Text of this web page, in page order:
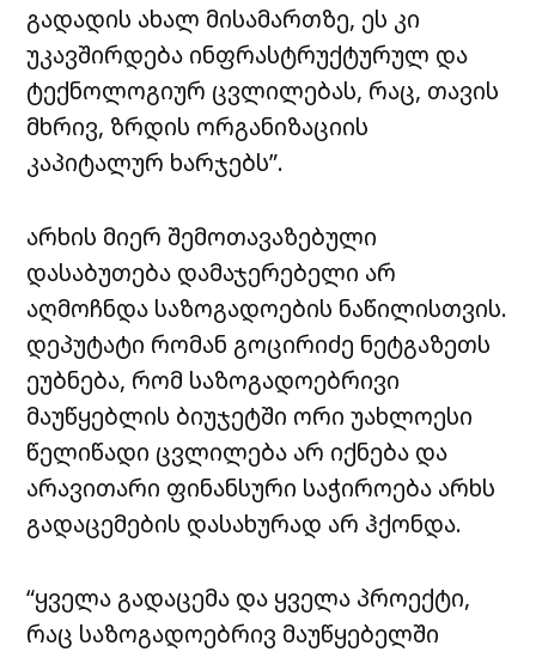
გადადის ახალ მისამართზე, ეს კი
უკავშირდება ინფრასტრუქტურულ და
ტექნოლოგიურ ცვლილებას, რაც, თავის
მხრივ, ზრდის ორგანიზაციის
კაპიტალურ ხარჯებს”.
არხის მიერ შემოთავაზებული
დასაბუთება დამაჯერებელი არ
აღმოჩნდა საზოგადოების ნაწილისთვის.
დეპუტატი რომან გოცირიძე ნეტგაზეთს
ეუბნება, რომ საზოგადოებრივი
მაუწყებლის ბიუჯეტში ორი უახლოესი
წელიწადი ცვლილება არ იქნება და
არავითარი ფინანსური საჭიროება არხს
გადაცემების დასახურად არ ჰქონდა.
“ყველა გადაცემა და ყველა პროექტი,
რაც საზოგადოებრივ მაუწყებელში